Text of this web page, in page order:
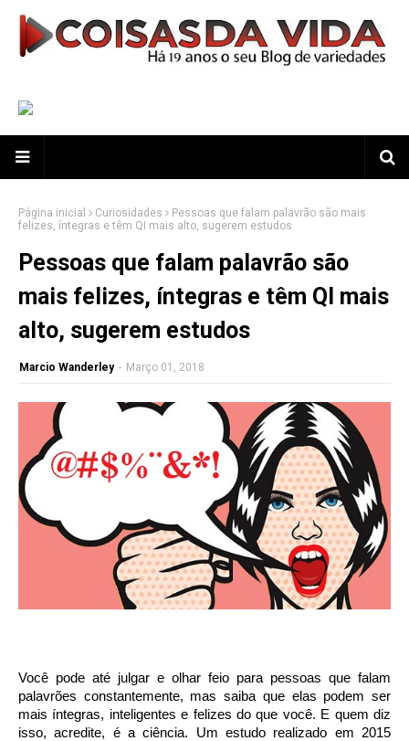
Página inicial Curiosidades
Pessoas que falam palavrão são mais
felizes, íntegras e têm QI mais alto, sugerem estudos
Pessoas que falam palavrão são
mais felizes, íntegras e têm QI mais
alto, sugerem estudos
Marcio Wanderley - Março 01, 2018
Você pode até julgar e olhar feio para pessoas que falam
palavrões constantemente, mas saiba que elas podem ser
mais íntegras, inteligentes e felizes do que você. E quem diz
isso, acredite, é a ciência. Um estudo realizado em 2015